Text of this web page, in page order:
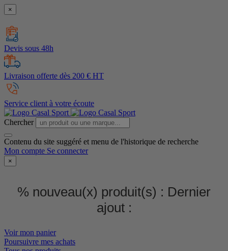
×
Devis sous 48h
Livraison offerte dès 200 € HT
Service client à votre écoute
Chercher
Contenu du site suggéré et menu de l'historique de recherche
Mon compte Se connecter
×
% nouveau(x) produit(s) : Dernier
ajout :
Voir mon panier
Poursuivre mes achats